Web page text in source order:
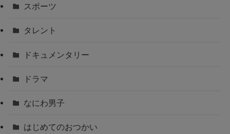
スポーツ
タレント
ドキュメンタリー
ドラマ
なにわ男子
はじめてのおつかい